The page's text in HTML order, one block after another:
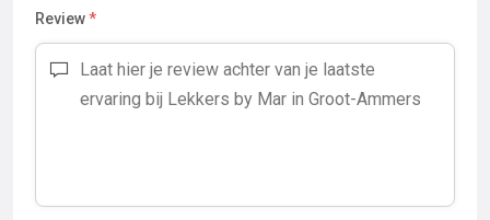
Review*